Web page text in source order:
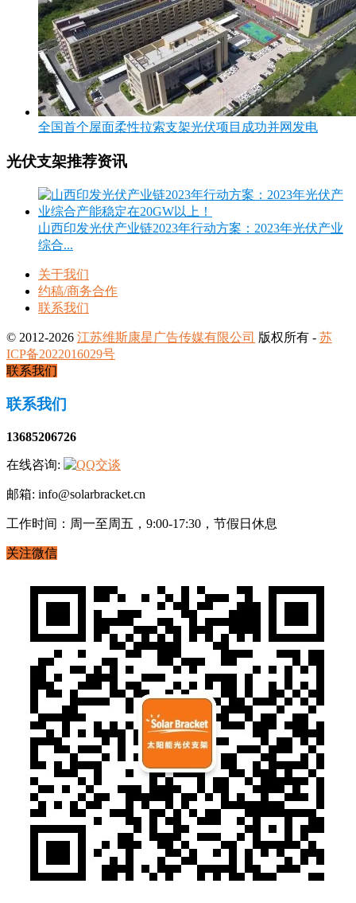
全国首个屋面柔性拉索支架光伏项目成功并网发电
光伏支架推荐资讯
山西印发光伏产业链2023年行动方案：2023年光伏产业
综合...
关于我们
约稿/商务合作
联系我们
© 2012-2026 江苏维斯康星广告传媒有限公司 版权所有 - 苏
ICP备2022016029号
联系我们
联系我们
13685206726
在线咨询:
邮箱: info@solarbracket.cn
工作时间：周一至周五，9:00-17:30，节假日休息
关注微信